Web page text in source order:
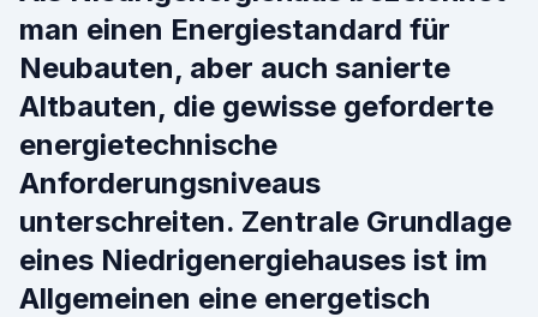
man einen Energiestandard für
Neubauten, aber auch sanierte
Altbauten, die gewisse geforderte
energietechnische
Anforderungsniveaus
unterschreiten. Zentrale Grundlage
eines Niedrigenergiehauses ist im
Allgemeinen eine energetisch